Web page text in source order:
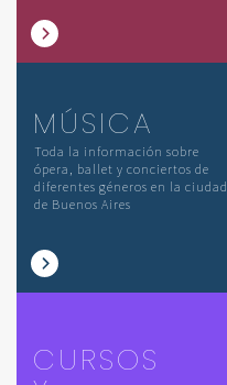
MÚSICA
Toda la información sobre
ópera, ballet y conciertos de
diferentes géneros en la ciudad
de Buenos Aires
CURSOS